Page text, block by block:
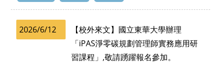
2026/6/12
【校外來文】國立東華大學辦理
「iPAS淨零碳規劃管理師實務應用研
習課程」,敬請踴躍報名參加。